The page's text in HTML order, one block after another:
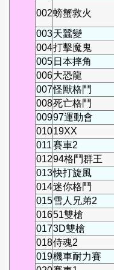
002螃蟹救火
003天蠶變
004打擊魔鬼
005 日本摔角
006大恐龍
007怪獸格鬥
008死亡格鬥
00997運動會
01019XX
011賽車2
01294格鬥群王
013快打旋風
014迷你格鬥
015雪人兄弟2
01651雙槍
0173D雙槍
018侍魂2
019機車耐力賽